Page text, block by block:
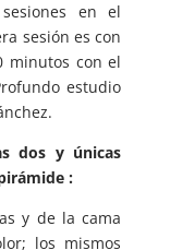
en el
sesión es con
minutos con el
estudio
dos y únicas
:
y de la cama
los mismos